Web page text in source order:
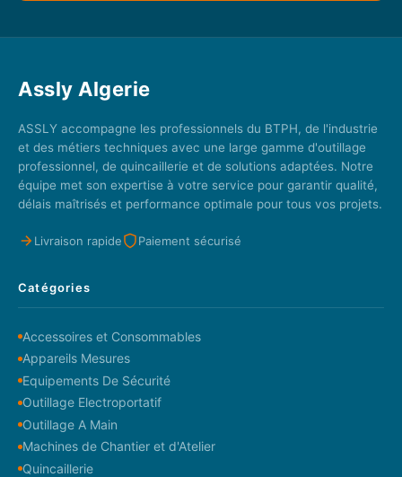
Assly Algerie
ASSLY accompagne les professionnels du BTPH, de l'industrie
et des métiers techniques avec une large gamme d'outillage
professionnel, de quincaillerie et de solutions adaptées. Notre
équipe met son expertise à votre service pour garantir qualité,
délais maîtrisés et performance optimale pour tous vos projets.
Livraison rapide Paiement sécurisé
Catégories
Accessoires et Consommables
Appareils Mesures
Equipements De Sécurité
Outillage Electroportatif
Outillage A Main
Machines de Chantier et d'Atelier
Quincaillerie